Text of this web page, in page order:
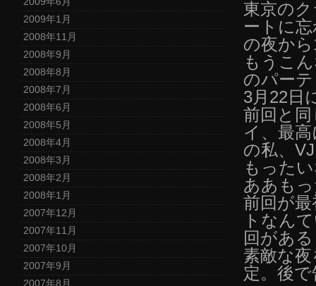
2009年1月
2008年11月
2008年9月
2008年8月
2008年7月
2008年6月
2008年5月
2008年4月
2008年3月
2008年2月
2008年1月
2007年12月
2007年11月
2007年10月
2007年9月
2007年8月
東京の
ートに
の夜か
もうこ
のパー
3月22日
前回と
イ、最
の私、
もった
ああも
前回が
トなん
回があ
素敵な
定。後